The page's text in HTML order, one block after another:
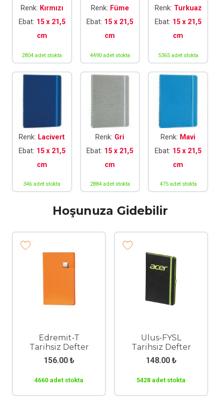
Renk: Kırmızı
Ebat: 15 x 21,5
cm
2804 adet stokta
Renk: Füme
Ebat: 15 x 21,5
cm
4490 adet stokta
Renk: Turkuaz
Ebat: 15 x 21,5
cm
5365 adet stokta
Renk: Lacivert
Ebat: 15 x 21,5
cm
346 adet stokta
Renk: Gri
Ebat: 15 x 21,5
cm
2884 adet stokta
Renk: Mavi
Ebat: 15 x 21,5
cm
475 adet stokta
Hoşunuza Gidebilir
Edremit-T
Tarihsiz Defter
156.00 ₺
4660 adet stokta
Ulus-FYSL
Tarihsiz Defter
148.00 ₺
5428 adet stokta